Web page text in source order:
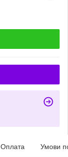
Оплата Умови